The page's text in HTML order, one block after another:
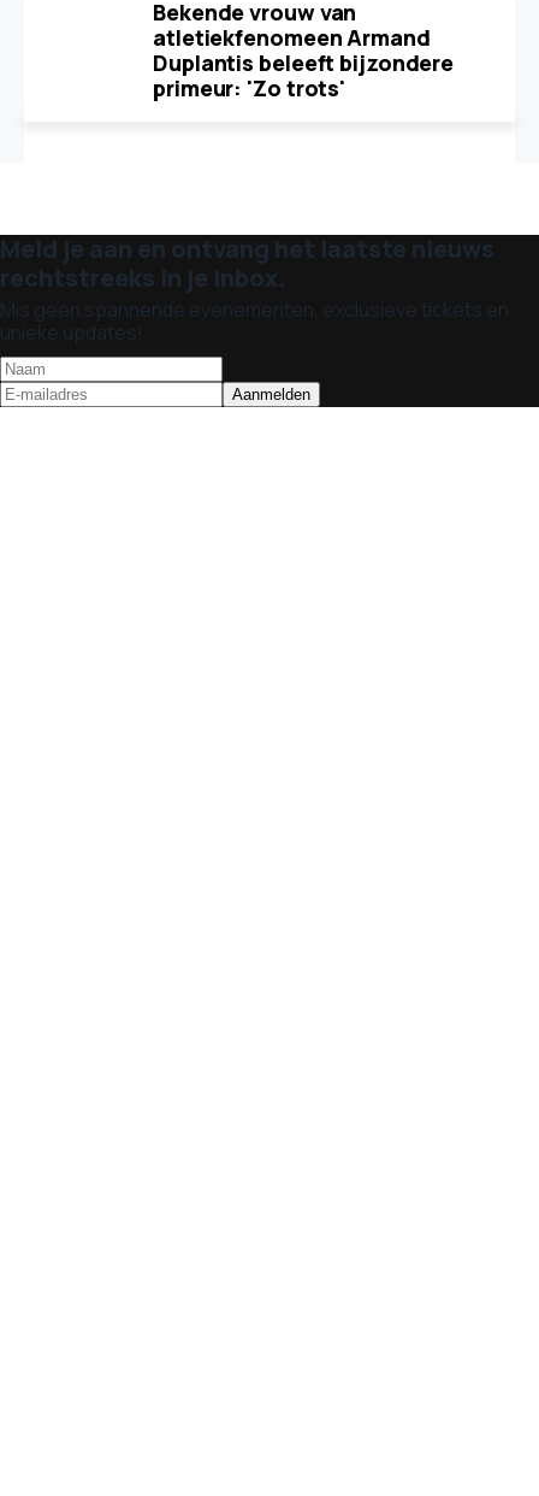
Bekende vrouw van
atletiekfenomeen Armand
Duplantis beleeft bijzondere
primeur: 'Zo trots'
Meld je aan en ontvang het laatste nieuws
rechtstreeks in je inbox.
Mis geen spannende evenementen, exclusieve tickets en
unieke updates!